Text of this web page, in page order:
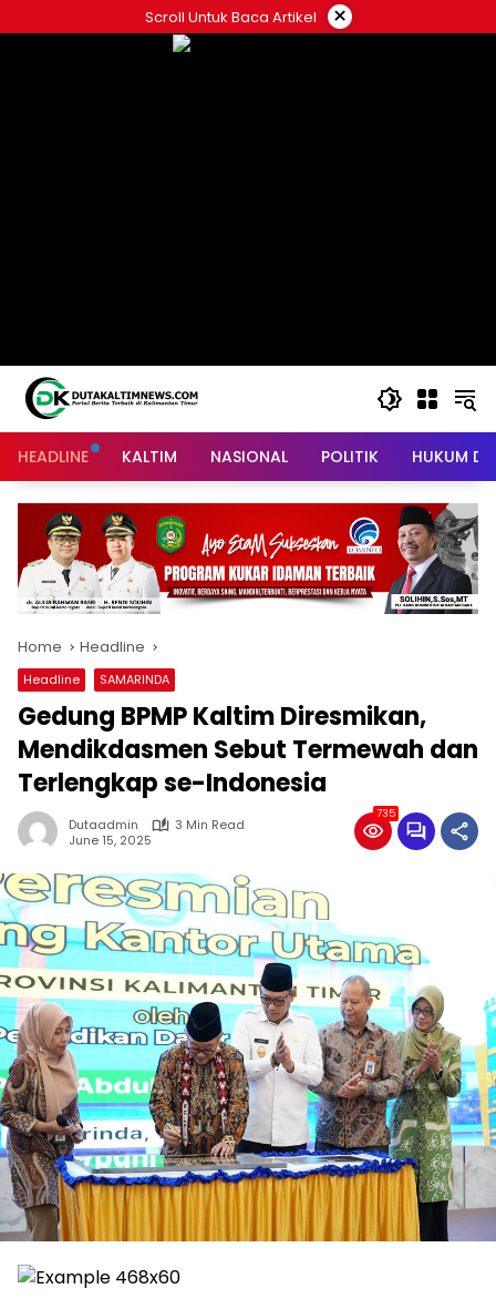
to
Scroll Untuk Baca Artikel ×
HEADLINE KALTIM NASIONAL POLITIK HUKUM
Home Headline
Headline SAMARINDA
Gedung BPMP Kaltim Diresmikan,
Mendikdasmen Sebut Termewah dan
Terlengkap se-Indonesia
Dutaadmin
3 Min Read
June 15, 2025
735